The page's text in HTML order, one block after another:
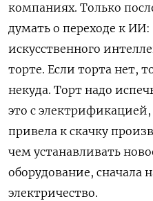
компаниях. Только
думать о переходе к
искусственного
торте. Если торта нет,
некуда. Торт надо
это с
привела к скачку
чем устанавливать
оборудование, сначала
электричество.